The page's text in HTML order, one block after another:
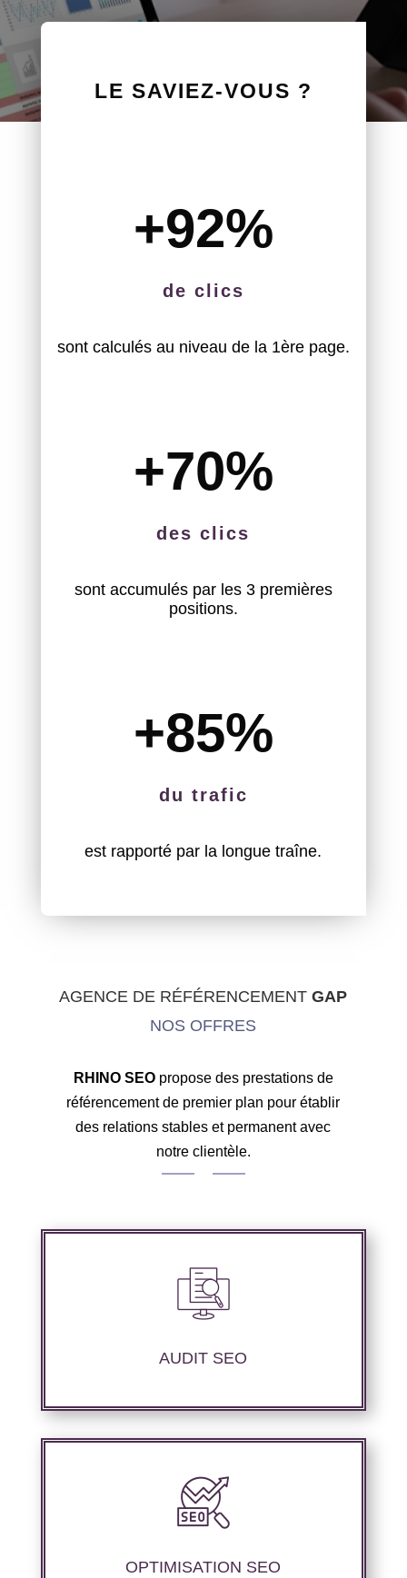
LE SAVIEZ-VOUS ?
+92%
de clics
sont calculés au niveau de la 1ère page.
+70%
des clics
sont accumulés par les 3 premières
positions.
+85%
du trafic
est rapporté par la longue traîne.
AGENCE DE RÉFÉRENCEMENTGAP
NOS OFFRES
RHINO SEOpropose des prestations de
référencement de premier plan pour établir
des relations stables et permanent avec
notre clientèle.
AUDIT SEO
Nous réalisons un audit de votre site web à
travers les mots clés pertinents, les principaux
OPTIMISATION SEO
Nous proposons des services d’optimisation
technique de site internet et d’ajustement de
performances de référencement.